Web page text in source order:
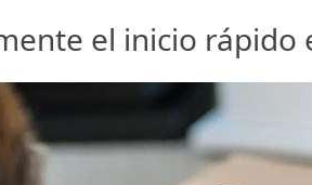
el inicio rápido